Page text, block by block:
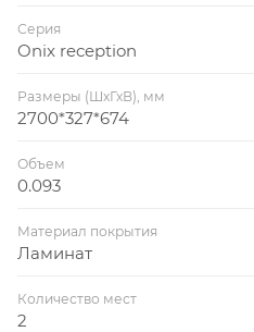
Серия
Onix reception
Размеры (ШхГхВ), мм
2700*327*674
Объем
0.093
Материал покрытия
Ламинат
Количество мест
2